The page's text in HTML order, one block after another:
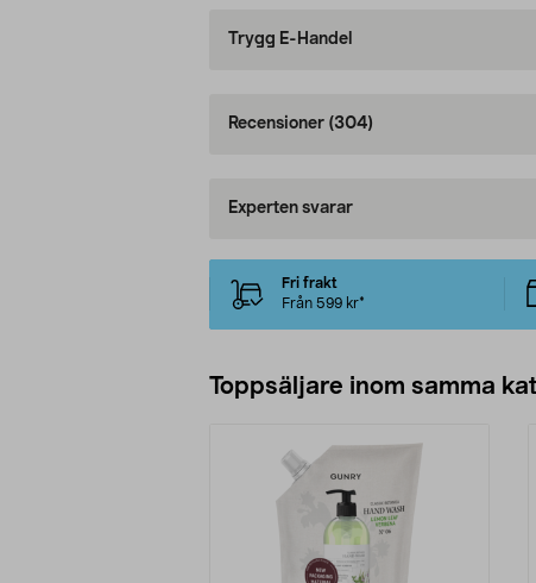
Trygg E-Handel
Recensioner (304)
Experten svarar
Fri frakt
Från 599 kr*
Toppsäljare inom samma